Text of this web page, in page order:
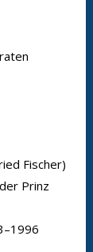
Fischer)
Prinz